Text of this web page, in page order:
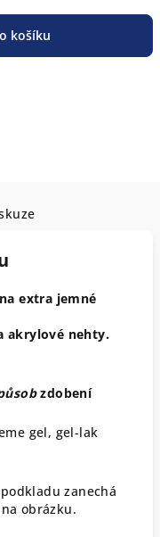
košíku
extra jemné
akrylové nehty.
zdobení
gel, gel-lak
zanechá
obrázku.